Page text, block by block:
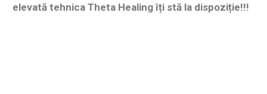
elevată tehnica Theta Healing îți stă la dispoziție!!!